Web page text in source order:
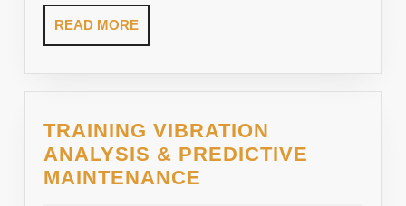
READ MOREREAD
MORE
TRAINING VIBRATION
ANALYSIS & PREDICTIVE
MAINTENANCE